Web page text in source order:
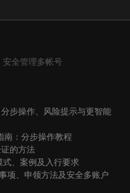
安全管理多帐号
步操作、风险提示与更智能
南：分步操作教程
的方法
、案例及入行要求
项、申领方法及安全多账户